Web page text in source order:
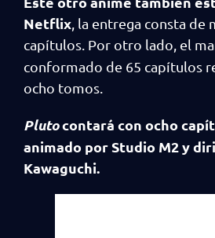
Netflix , la entrega consta de
capítulos. Por otro lado, el
conformado de 65 capítulos
ocho tomos.
Plutocontará con ocho
animado por Studio M2 y
Kawaguchi.